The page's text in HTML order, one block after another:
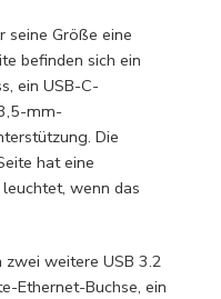
seine Größe eine
befinden sich ein
ein USB-C-
mm-
Die
hat eine
wenn das
zwei weitere USB 3.2
Ethernet-Buchse, ein